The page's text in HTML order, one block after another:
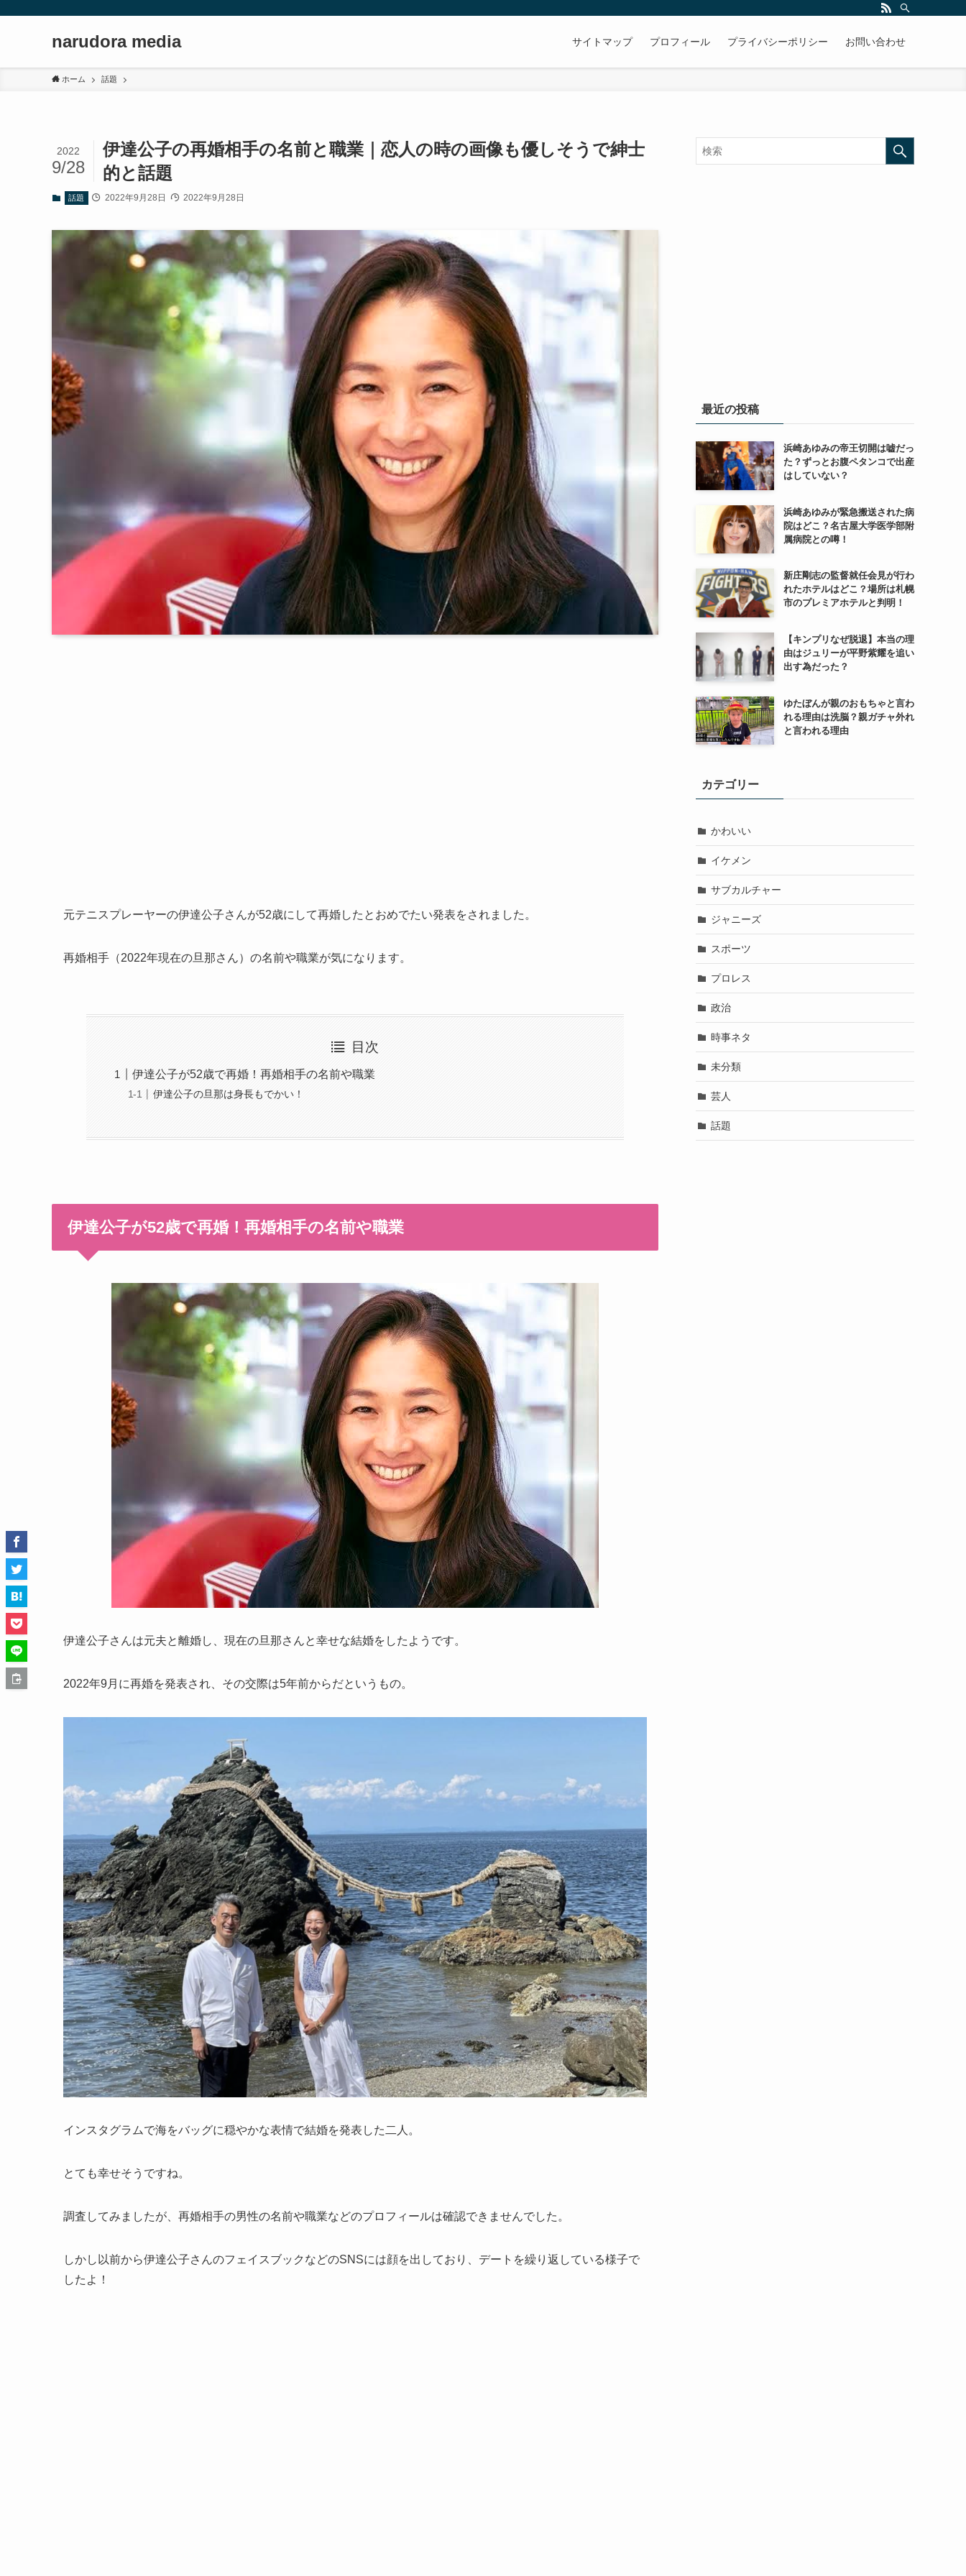
narudora media サイトマップ プロフィール プライバシーポリシー お問い合わせ
ホーム 話題
伊達公子の再婚相手の名前と職業｜恋人の時の画像も優しそうで紳士
的と話題
2022
9/28
話題 2022年9月28日 2022年9月28日
元テニスプレーヤーの伊達公子さんが52歳にして再婚したとおめでたい発表をされました。
再婚相手（2022年現在の旦那さん）の名前や職業が気になります。
目次
伊達公子が52歳で再婚！再婚相手の名前や職業
伊達公子の旦那は身長もでかい！
伊達公子が52歳で再婚！再婚相手の名前や職業
伊達公子さんは元夫と離婚し、現在の旦那さんと幸せな結婚をしたようです。
2022年9月に再婚を発表され、その交際は5年前からだというもの。
インスタグラムで海をバッグに穏やかな表情で結婚を発表した二人。
とても幸せそうですね。
調査してみましたが、再婚相手の男性の名前や職業などのプロフィールは確認できませんでした。
しかし以前から伊達公子さんのフェイスブックなどのSNSには顔を出しており、デートを繰り返している様子で
したよ！
最近の投稿
浜崎あゆみの帝王切開は嘘だっ
た？ずっとお腹ペタンコで出産
はしていない？
浜崎あゆみが緊急搬送された病
院はどこ？名古屋大学医学部附
属病院との噂！
新庄剛志の監督就任会見が行わ
れたホテルはどこ？場所は札幌
市のプレミアホテルと判明！
【キンプリなぜ脱退】本当の理
由はジュリーが平野紫耀を追い
出す為だった？
ゆたぼんが親のおもちゃと言わ
れる理由は洗脳？親ガチャ外れ
と言われる理由
カテゴリー
かわいい
イケメン
サブカルチャー
ジャニーズ
スポーツ
プロレス
政治
時事ネタ
未分類
芸人
話題